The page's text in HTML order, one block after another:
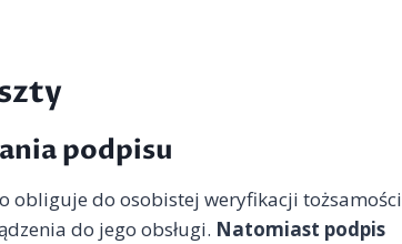
podpisu
obliguje do osobistej weryfikacji tożsamości
do jego obsługi. Natomiast podpis